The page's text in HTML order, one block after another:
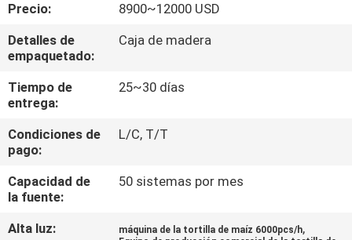
LA
FÁBRICA
CONTROL
DE
CALIDAD
CONTACTA
CON
Precio:
8900~12000 USD
Detalles de
empaquetado:
Caja de madera
Tiempo de
entrega:
25~30 días
Condiciones de
pago:
L/C, T/T
Capacidad de
la fuente:
50 sistemas por mes
Alta luz: máquina de la tortilla de maíz 6000pcs/h,